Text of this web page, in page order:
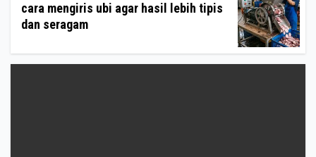
cara mengiris ubi agar hasil lebih tipis
dan seragam